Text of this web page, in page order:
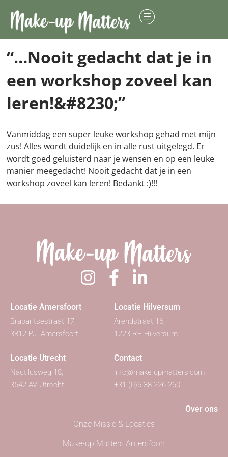
“…Nooit gedacht dat je in
een workshop zoveel kan
leren!&#8230;”
Vanmiddag een super leuke workshop gehad met mijn
zus! Alles wordt duidelijk en in alle rust uitgelegd. Er
wordt goed geluisterd naar je wensen en op een leuke
manier meegedacht! Nooit gedacht dat je in een
workshop zoveel kan leren! Bedankt :)!!!
Locatie Amersfoort
Brabantsestraat 17,
3812 PJ Amersfoort
Locatie Hilversum
Arendstraat 16,
1223 RE Hilversum
Locatie Utrecht
Nautilusweg 18,
3542 AV Utrecht
Contact
info@make-upmatters.com
+31 (0)6 38 226 260
Over ons
Onze Missie & Locaties
Make-up Matters Amersfoort